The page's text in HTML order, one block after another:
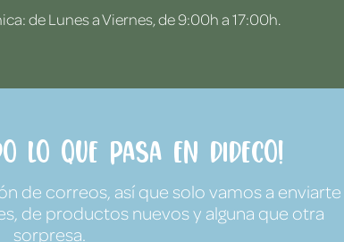
de Lunes a Viernes, de 9:00h a 17:00h.
lo que pasa en Dideco!
de correos, así que solo vamos a enviarte
de productos nuevos y alguna que otra
sorpresa.